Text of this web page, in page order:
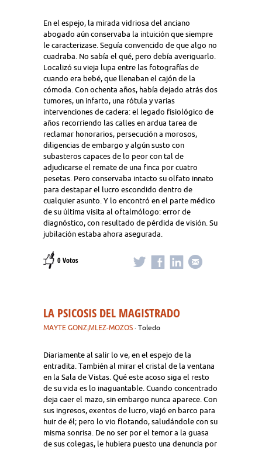
En el espejo, la mirada vidriosa del anciano
abogado aún conservaba la intuición que siempre
le caracterizase. Seguía convencido de que algo no
cuadraba. No sabía el qué, pero debía averiguarlo.
Localizó su vieja lupa entre las fotografías de
cuando era bebé, que llenaban el cajón de la
cómoda. Con ochenta años, había dejado atrás dos
tumores, un infarto, una rótula y varias
intervenciones de cadera: el legado fisiológico de
años recorriendo las calles en ardua tarea de
reclamar honorarios, persecución a morosos,
diligencias de embargo y algún susto con
subasteros capaces de lo peor con tal de
adjudicarse el remate de una finca por cuatro
pesetas. Pero conservaba intacto su olfato innato
para destapar el lucro escondido dentro de
cualquier asunto. Y lo encontró en el parte médico
de su última visita al oftalmólogo: error de
diagnóstico, con resultado de pérdida de visión. Su
jubilación estaba ahora asegurada.
0 Votos
LA PSICOSIS DEL MAGISTRADO
MAYTE GONZ¡ΜLEZ-MOZOS · Toledo
Diariamente al salir lo ve, en el espejo de la
entradita. También al mirar el cristal de la ventana
en la Sala de Vistas. Qué este acoso siga el resto
de su vida es lo inaguantable. Cuando concentrado
deja caer el mazo, sin embargo nunca aparece. Con
sus ingresos, exentos de lucro, viajó en barco para
huir de él; pero lo vio flotando, saludándole con su
misma sonrisa. De no ser por el temor a la guasa
de sus colegas, le hubiera puesto una denuncia por